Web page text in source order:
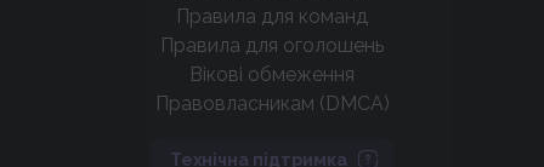
Правила для команд
Правила для оголошень
Вікові обмеження
Правовласникам (DMCA)
Технічна підтримка